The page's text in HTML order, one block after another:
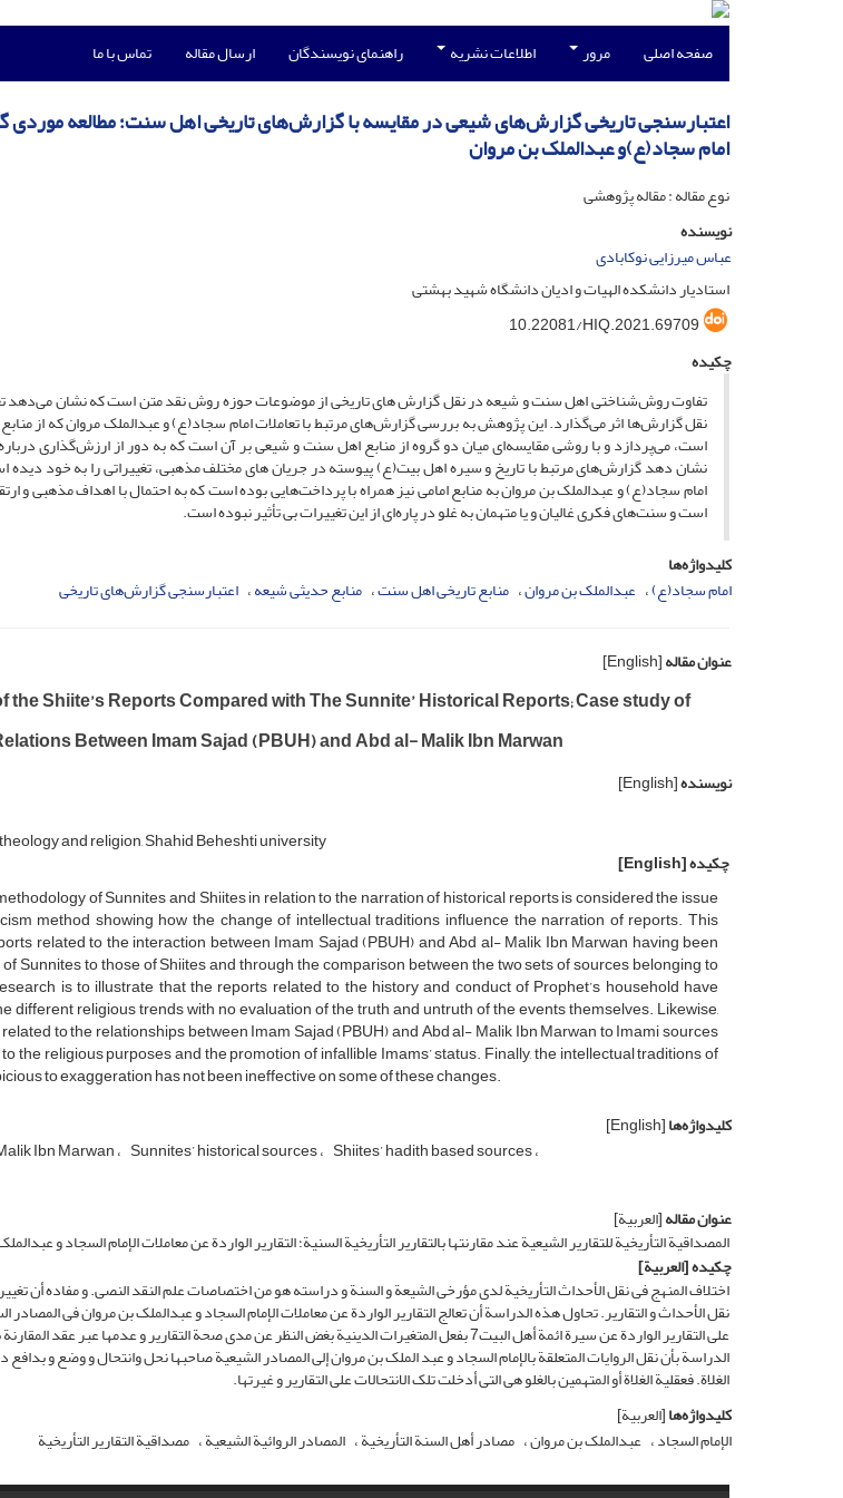
صفحه اصلی مرور اطلاعات نشریه راهنمای نویسندگان ارسال مقاله تماس با ما
اعتبارسنجی تاریخی گزارش‌های شیعی در مقایسه با گزارش‌های تاریخی اهل سنت؛ مطالعه موردی
امام سجاد(ع)‌و عبدالملک بن مروان
نوع مقاله : مقاله پژوهشی
نویسنده
عباس میرزایی نوکابادی
استادیار دانشکده الهیات و ادیان دانشگاه شهید بهشتی
10.22081/HIQ.2021.69709
چکیده
تفاوت روش‌شناختی اهل سنت و شیعه در نقل گزارش های تاریخی از موضوعات حوزه روش نقد متن است که نشان می‌دهد
نقل گزارش‌ها اثر می‌گذارد. این پژوهش به بررسی گزارش‌های مرتبط با تعاملات امام سجاد(ع) ‌و عبدالملک مروان که از
است، می‌پردازد و با روشی مقایسه‌ای میان دو گروه از منابع اهل سنت و شیعی بر آن است که به دور از ارزش‌گذاری
نشان دهد گزارش‌های مرتبط با تاریخ و سیره اهل بیت(ع) پیوسته در جریان های مختلف مذهبی، تغییراتی را به خود دیده
امام سجاد(ع) ‌و عبدالملک بن مروان به منابع امامی نیز همراه با پرداخت‌هایی بوده است که به احتمال با اهداف مذهبی و
است و سنت‌های فکری غالیان و یا متهمان به غلو در پاره‌ای از این تغییرات بی تأثیر نبوده است.
کلیدواژه‌ها
امام سجاد(ع)‌ عبدالملک بن مروان منابع تاریخی اهل سنت منابع حدیثی شیعه اعتبارسنجی گزارش‌های تاریخی
عنوان مقاله[English]
Shiite’s Reports Compared with The Sunnite’ Historical Reports; Case study of
Between Imam Sajad (PBUH) and Abd al- Malik Ibn Marwan
نویسنده[English]
and religion, Shahid Beheshti university
چکیده[English]
of Sunnites and Shiites in relation to the narration of historical reports is considered the issue
method showing how the change of intellectual traditions influence the narration of reports. This
related to the interaction between Imam Sajad (PBUH) and Abd al- Malik Ibn Marwan having been
Sunnites to those of Shiites and through the comparison between the two sets of sources belonging to
is to illustrate that the reports related to the history and conduct of Prophet’s household have
different religious trends with no evaluation of the truth and untruth of the events themselves. Likewise,
to the relationships between Imam Sajad (PBUH) and Abd al- Malik Ibn Marwan to Imami sources
the religious purposes and the promotion of infallible Imams’ status. Finally, the intellectual traditions of
to exaggeration has not been ineffective on some of these changes.
کلیدواژه‌ها[English]
Ibn Marwan Sunnites’ historical sources Shiites’ hadith based sources
عنوان مقاله[العربیة]
المصداقیة التأریخیة للتقاریر الشیعیة عند مقارنتها بالتقاریر التأریخیة السنیة؛ التقاریر الواردة عن معاملات الإمام السجاد ‌و
چکیده[العربیة]
اختلاف المنهج فی نقل الأحداث التأریخیة لدی مؤرخی الشیعة و السنة و دراسته هو من اختصاصات علم النقد النصی. و مفاده أن
نقل الأحداث و التقاریر. تحاول هذه الدراسة أن تعالج التقاریر الواردة عن معاملات الإمام السجاد ‌و عبدالملک بن مروان فی المصادر
على التقاریر الواردة عن سیرة ائمة أهل البیت7 بفعل المتغیرات الدینیة بغض النظر عن مدى صحة التقاریر و عدمها
الدراسة بأن نقل الروایات المتعلقة بالإمام السجاد و عبد الملک بن مروان إلى المصادر الشیعیة صاحبها نحل وانتحال و وضع و
الغلاة. فعقلیة الغلاة أو المتهمین بالغلو هی التی أدخلت تلک الانتحالات على التقاریر و غیرتها.
کلیدواژه‌ها[العربیة]
الإمام السجاد‌ عبدالملک بن مروان مصادر أهل السنة التأریخیة المصادر الروائیة الشیعیة مصداقیة التقاریر التأریخیة